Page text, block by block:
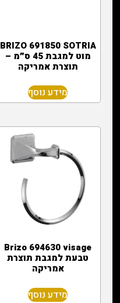
BRIZO 691850 SOTRIA
מוט למגבת 45 ס״מ –
תוצרת אמריקה
מידע נוסף
Brizo 694630 visage
טבעת למגבת תוצרת
אמריקה
מידע נוסף